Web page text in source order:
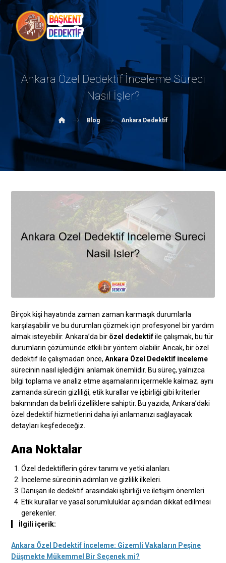
Ankara Özel Dedektif İnceleme Süreci
Nasıl İşler?
Blog Ankara Dedektif
Birçok kişi hayatında zaman zaman karmaşık durumlarla
karşılaşabilir ve bu durumları çözmek için profesyonel bir yardım
almak isteyebilir. Ankara’da bir özel dedektifile çalışmak, bu tür
durumların çözümünde etkili bir yöntem olabilir. Ancak, bir özel
dedektif ile çalışmadan önce,Ankara Özel Dedektif inceleme
sürecinin nasıl işlediğini anlamak önemlidir. Bu süreç, yalnızca
bilgi toplama ve analiz etme aşamalarını içermekle kalmaz; aynı
zamanda sürecin gizliliği, etik kurallar ve işbirliği gibi kriterler
bakımından da belirli özelliklere sahiptir. Bu yazıda, Ankara’daki
özel dedektif hizmetlerini daha iyi anlamanızı sağlayacak
detayları keşfedeceğiz.
Ana Noktalar
Özel dedektiflerin görev tanımı ve yetki alanları.
İnceleme sürecinin adımları ve gizlilik ilkeleri.
Danışan ile dedektif arasındaki işbirliği ve iletişim önemleri.
Etik kurallar ve yasal sorumluluklar açısından dikkat edilmesi
gerekenler.
İlgili içerik:
Ankara Özel Dedektif İnceleme: Gizemli Vakaların Peşine
Düşmekte Mükemmel Bir Seçenek mi?